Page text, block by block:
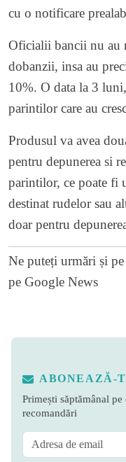
cu o notificare
Oficialii bancii nu au
dobanzii, insa au
10%. O data la 3
parintilor care au
Produsul va avea
pentru depunerea si
parintilor, ce poate fi
destinat rudelor sau
doar pentru
Ne puteți urmări și pe
pe Google News
ABONEAZĂ-
Primești săptămânal
recomandări